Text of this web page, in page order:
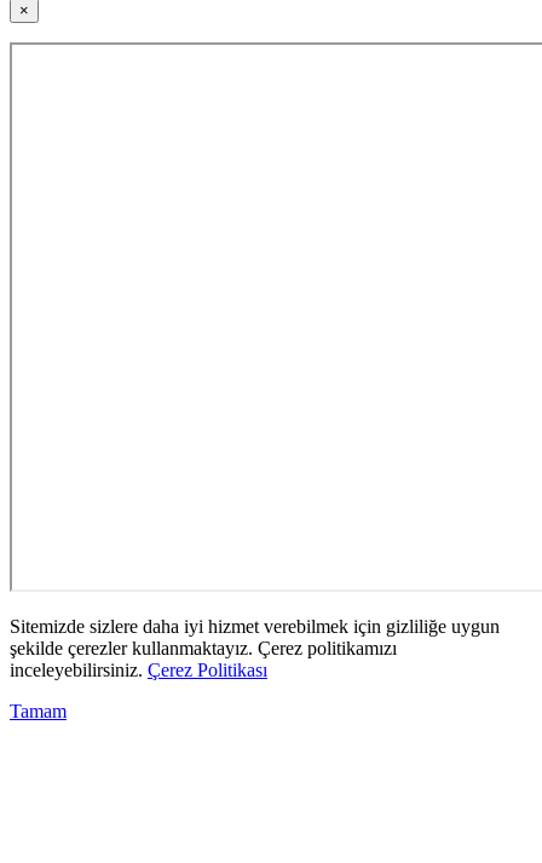
×
Sitemizde sizlere daha iyi hizmet verebilmek için gizliliğe uygun
şekilde çerezler kullanmaktayız. Çerez politikamızı
inceleyebilirsiniz. Çerez Politikası
Tamam